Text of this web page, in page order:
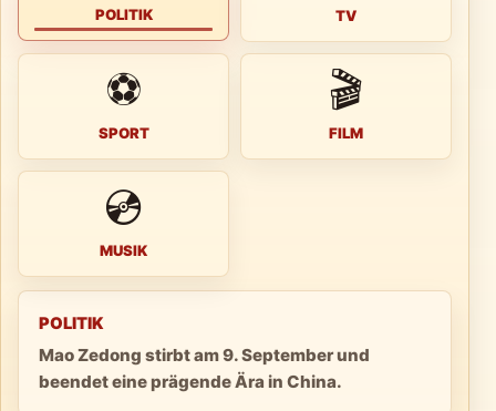
POLITIK TV
⚽
SPORT
🎬
FILM
💿
MUSIK
POLITIK
Mao Zedong stirbt am 9. September und
beendet eine prägende Ära in China.